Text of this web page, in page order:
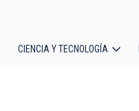
CIENCIA Y TECNOLOGÍA